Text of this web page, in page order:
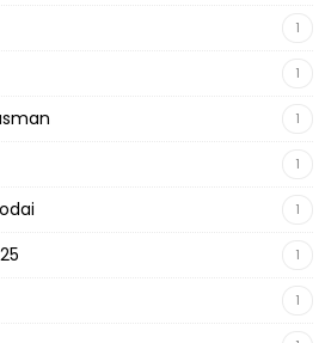
1
1
1
1
1
1
1